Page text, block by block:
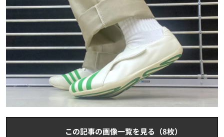
この記事の画像一覧を見る（8枚）